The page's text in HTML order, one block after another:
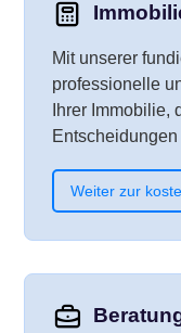
Mit unserer
professionelle
Ihrer Immobilie,
Weiter zur